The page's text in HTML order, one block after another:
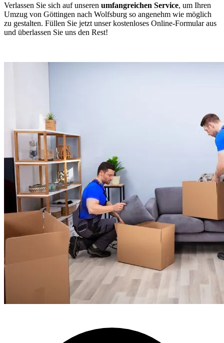
Verlassen Sie sich auf unseren umfangreichen Service, um Ihren
Umzug von Göttingen nach Wolfsburg so angenehm wie möglich
zu gestalten. Füllen Sie jetzt unser kostenloses Online-Formular aus
und überlassen Sie uns den Rest!